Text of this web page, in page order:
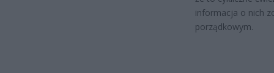
informacja o nich
porządkowym.